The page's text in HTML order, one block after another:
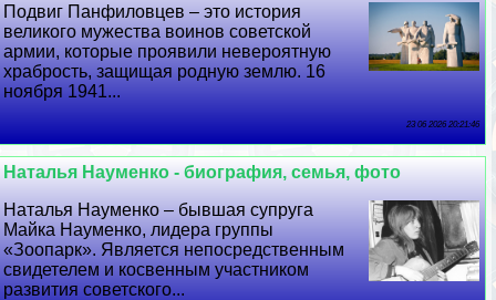
Подвиг Панфиловцев – это история
великого мужества воинов советской
армии, которые проявили невероятную
храбрость, защищая родную землю. 16
ноября 1941...
23 06 2026 20:21:46
Наталья Науменко - биография, семья, фото
Наталья Науменко – бывшая супруга
Майка Науменко, лидера группы
«Зоопарк». Является непосредственным
свидетелем и косвенным участником
развития советского...